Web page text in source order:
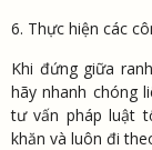
6. Thực hiện các
Khi đứng giữa
hãy nhanh chóng
tư vấn pháp luật
khăn và luôn đi